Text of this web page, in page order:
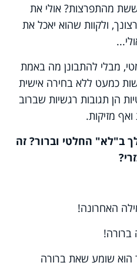
מהתפרצות? אולי את
ולקוות שהוא יאכל את
מבלי להתבונן מה באמת
כמעט ללא בחירה אישית
הן תגובות רגשיות שברוב
מזיקות.
ב"לא" החלטי וברור? זה
האחרונה!
ברורה!
הוא שומע שאת ברורה